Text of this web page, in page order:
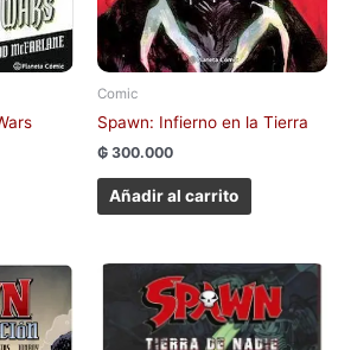
Comic
Spawn: Infierno en la Tierra
₲ 300.000
Añadir al carrito